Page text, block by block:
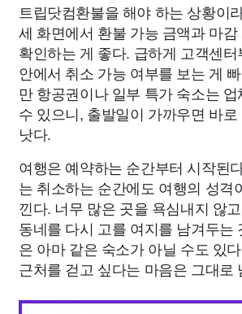
트립닷컴환불을 해야 하는 상황이
세 화면에서 환불 가능 금액과 마
확인하는 게 좋다. 급하게 고객센
안에서 취소 가능 여부를 보는 게
만 항공권이나 일부 특가 숙소는
수 있으니, 출발일이 가까우면 바
낫다.
여행은 예약하는 순간부터 시작된
는 취소하는 순간에도 여행의 성격
낀다. 너무 많은 곳을 욕심내지 않
동네를 다시 고를 여지를 남겨두는
은 아마 같은 숙소가 아닐 수도 있
근처를 걷고 싶다는 마음은 그대로